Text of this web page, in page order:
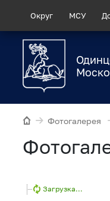
Округ МСУ
Фотогалерея
Загрузка...